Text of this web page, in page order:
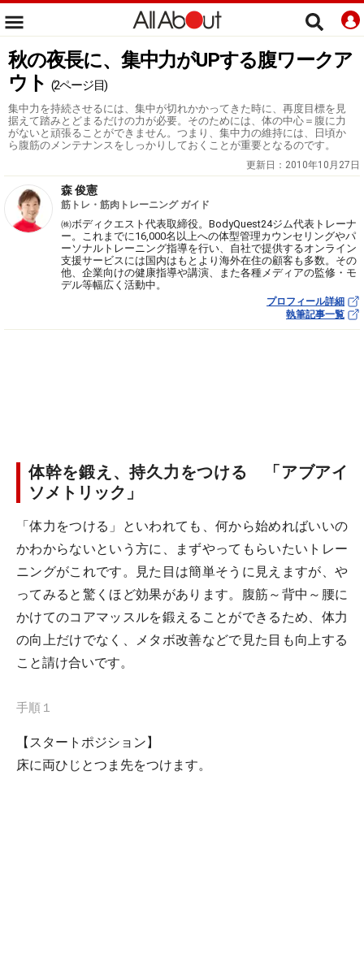
秋の夜長に、集中力がUPする腹ワークア
ウト (2ページ目)
集中力を持続させるには、集中が切れかかってきた時に、再度目標を見
据えて踏みとどまるだけの力が必要。そのためには、体の中心＝腹に力
がないと頑張ることができません。つまり、集中力の維持には、日頃か
ら腹筋のメンテナンスをしっかりしておくことが重要となるのです。
更新日： 2010年10月27日
森 俊憲
筋トレ・筋肉トレーニング ガイド
㈱ボディクエスト代表取締役。BodyQuest24ジム代表トレーナ
ー。これまでに16,000名以上への体型管理カウンセリングやパ
ーソナルトレーニング指導を行い、自社で提供するオンライン
支援サービスには国内はもとより海外在住の顧客も多数。その
他、企業向けの健康指導や講演、また各種メディアの監修・モ
デル等幅広く活動中。
プロフィール詳細
執筆記事一覧
体幹を鍛え、持久力をつける 「アブアイ
ソメトリック」
「体力をつける」といわれても、何から始めればいいの
かわからないという方に、まずやってもらいたいトレー
ニングがこれです。見た目は簡単そうに見えますが、や
ってみると驚くほど効果があります。腹筋～背中～腰に
かけてのコアマッスルを鍛えることができるため、体力
の向上だけでなく、メタボ改善などで見た目も向上する
こと請け合いです。
手順１
【スタートポジション】
床に両ひじとつま先をつけます。